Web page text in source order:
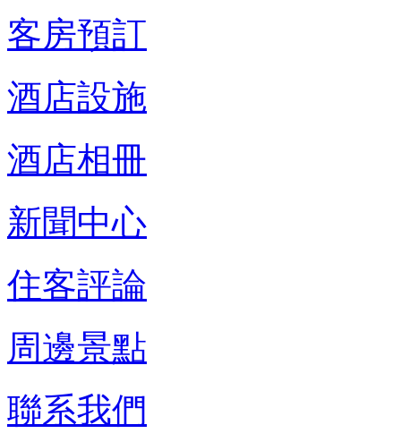
客房預訂
酒店設施
酒店相冊
新聞中心
住客評論
周邊景點
聯系我們